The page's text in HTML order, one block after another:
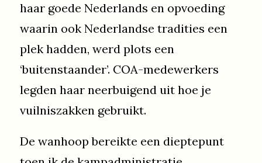
haar goede Nederlands en opvoeding
waarin ook Nederlandse tradities een
plek hadden, werd plots een
‘buitenstaander’. COA-medewerkers
legden haar neerbuigend uit hoe je
vuilniszakken gebruikt.
De wanhoop bereikte een dieptepunt